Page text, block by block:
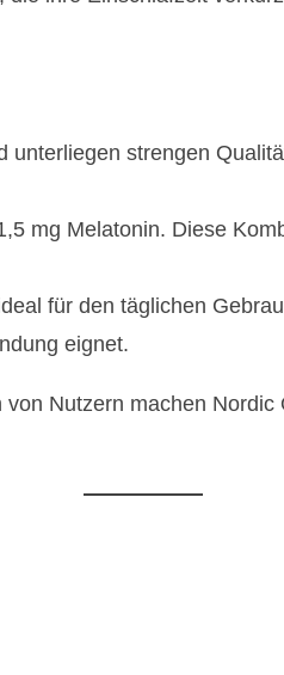
unterliegen strengen
mg Melatonin. Diese
für den täglichen
eignet.
Nutzern machen